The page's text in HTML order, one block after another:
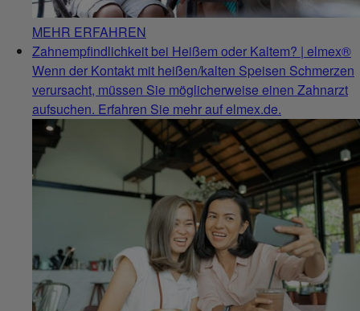
MEHR ERFAHREN
Zahnempfindlichkeit bei Heißem oder Kaltem? | elmex®
Wenn der Kontakt mit heißen/kalten Speisen Schmerzen
verursacht, müssen Sie möglicherweise einen Zahnarzt
aufsuchen. Erfahren Sie mehr auf elmex.de.